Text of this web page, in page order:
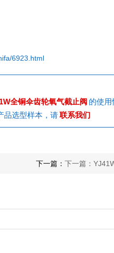
6923.html
全铜伞齿轮氧气截止阀 的使
品选型样本，请联系我们
下一篇： 下一篇：